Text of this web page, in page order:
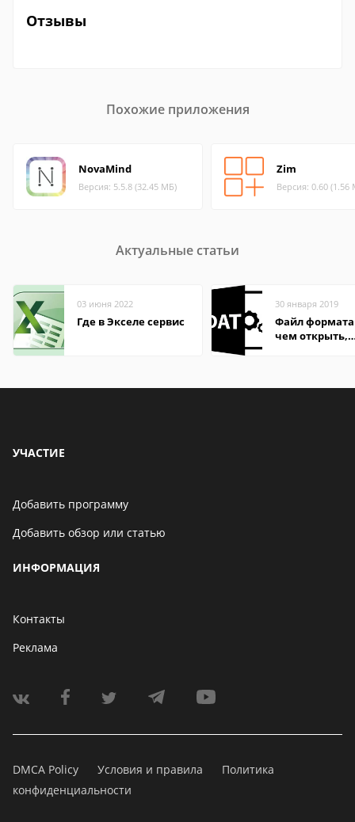
Отзывы
Похожие приложения
NovaMind
Версия: 5.5.8 (32.45 МБ)
Zim
Версия: 0.60 (1.56
Актуальные статьи
03 июня 2022
Где в Экселе сервис
30 января 2019
Файл формата
чем открыть,
УЧАСТИЕ
Добавить программу
Добавить обзор или статью
ИНФОРМАЦИЯ
Контакты
Реклама
DMCA Policy Условия и правила
Политика
конфиденциальности